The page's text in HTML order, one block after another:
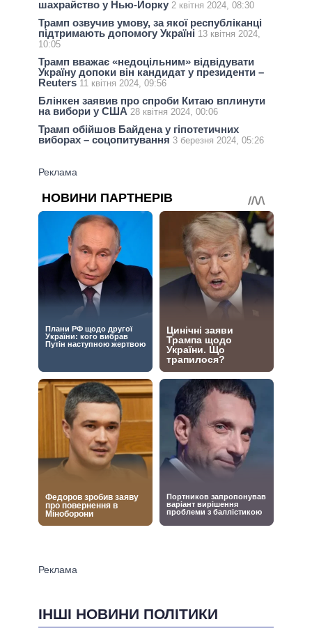
шахрайство у Нью-Йорку 2 квітня 2024, 08:30
Трамп озвучив умову, за якої республіканці
підтримають допомогу Україні 13 квітня 2024,
10:05
Трамп вважає «недоцільним» відвідувати
Україну допоки він кандидат у президенти –
Reuters 11 квітня 2024, 09:56
Блінкен заявив про спроби Китаю вплинути
на вибори у США 28 квітня 2024, 00:06
Трамп обійшов Байдена у гіпотетичних
виборах – соцопитування 3 березня 2024, 05:26
ІНШІ НОВИНИ ПОЛІТИКИ